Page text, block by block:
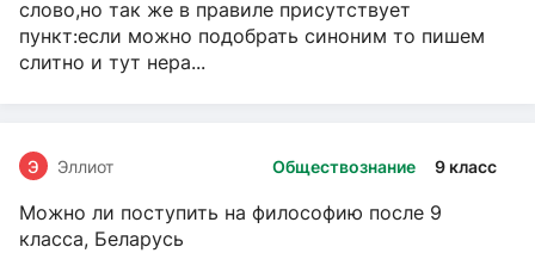
слово,но так же в правиле присутствует
пункт:если можно подобрать синоним то пишем
слитно и тут нера...
Обществознание 9 класс
Э Эллиот
Можно ли поступить на философию после 9
класса, Беларусь